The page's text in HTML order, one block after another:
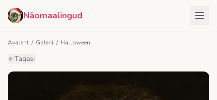
Näomaalingud
Avaleht / Galerii / Halloween
Tagasi